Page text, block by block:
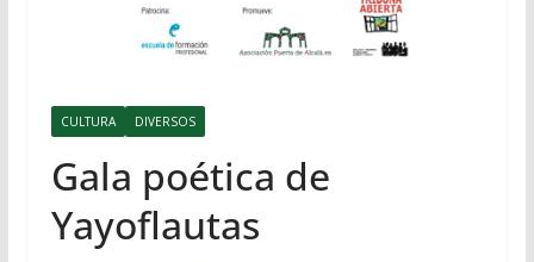
CULTURA DIVERSOS
Gala poética de
Yayoflautas